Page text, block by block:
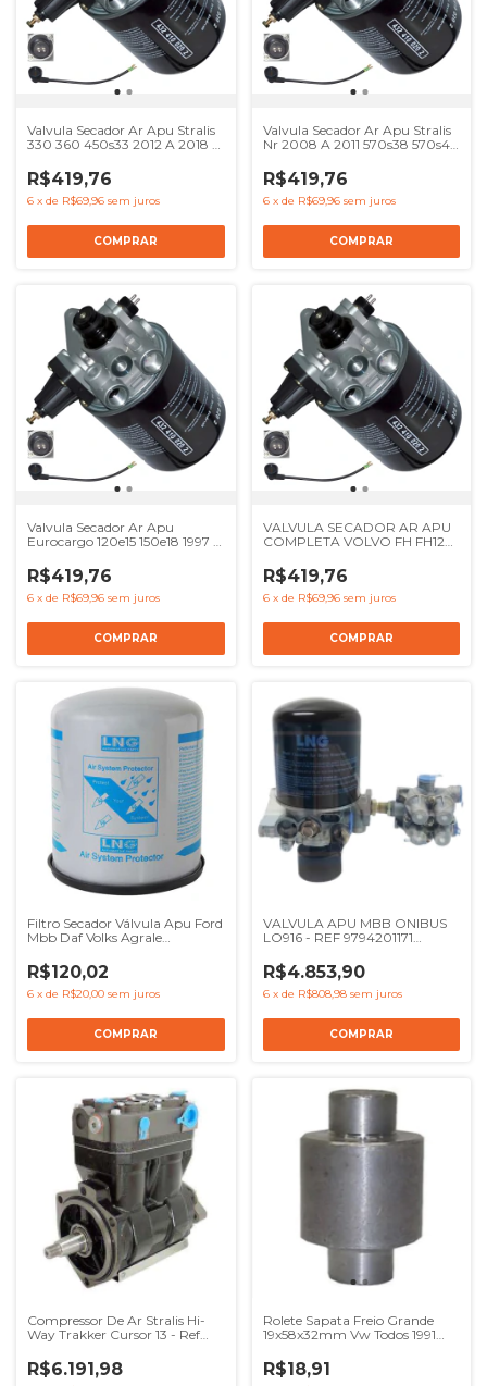
Valvula Secador Ar Apu Stralis
330 360 450s33 2012 A 2018 -
4324100000 504120057
R$419,76
6 x de R$69,96 sem juros
Valvula Secador Ar Apu Stralis
Nr 2008 A 2011 570s38 570s42
4324100000 504120057
R$419,76
6 x de R$69,96 sem juros
Valvula Secador Ar Apu
Eurocargo 120e15 150e18 1997 A
4324100000 504120057
R$419,76
6 x de R$69,96 sem juros
VALVULA SECADOR AR APU
COMPLETA VOLVO FH FH12
R$419,76
6 x de R$69,96 sem juros
Filtro Secador Válvula Apu Ford
Mbb Daf Volks Agrale
BG9X2K351AA 0004295695
2V5607373C 42249
R$120,02
6 x de R$20,00 sem juros
VALVULA APU MBB ONIBUS
LO916 - REF 9794201171
R$4.853,90
6 x de R$808,98 sem juros
Compressor De Ar Stralis Hi-
Way Trakker Cursor 13 - Ref
K007254 K007254000
R$6.191,98
Rolete Sapata Freio Grande
19x58x32mm Vw Todos 1991
R$18,91